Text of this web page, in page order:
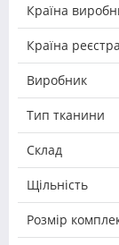
Країна
Країна
Виробник
Тип тканини
Склад
Щільність
Розмір